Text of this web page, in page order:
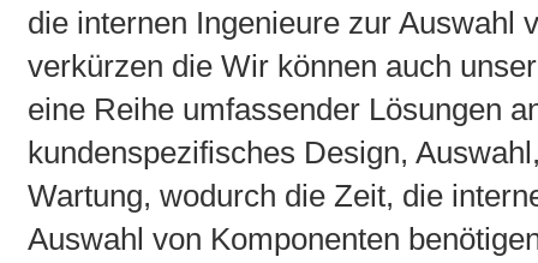
die internen Ingenieure zur Auswahl
verkürzen die Wir können auch
eine Reihe umfassender Lösungen
kundenspezifisches Design,
Wartung, wodurch die Zeit, die
Auswahl von Komponenten